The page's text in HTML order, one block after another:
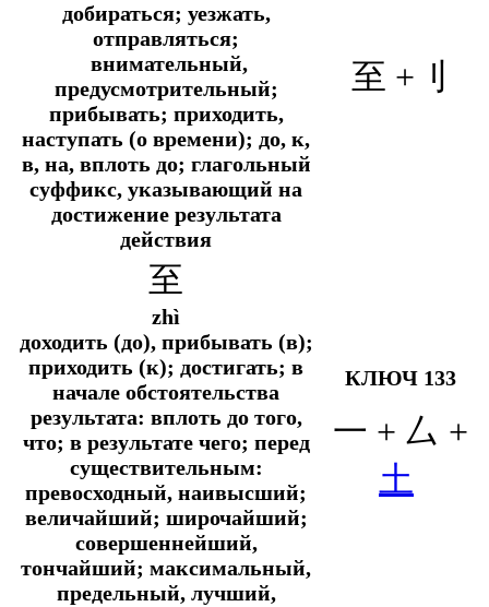
добираться; уезжать,
отправляться;
внимательный,
предусмотрительный;
прибывать; приходить,
наступать (о времени); до, к,
в, на, вплоть до; глагольный
суффикс, указывающий на
достижение результата
действия
至 + 刂
至
zhì
доходить (до), прибывать (в);
приходить (к); достигать; в
начале обстоятельства
результата: вплоть до того,
что; в результате чего; перед
существительным:
превосходный, наивысший;
величайший; широчайший;
совершеннейший,
тончайший; максимальный,
предельный, лучший,
КЛЮЧ 133
一 + 厶 +
土